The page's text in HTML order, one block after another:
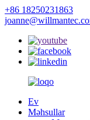
+86 18250231863
Ev
Məhsullar